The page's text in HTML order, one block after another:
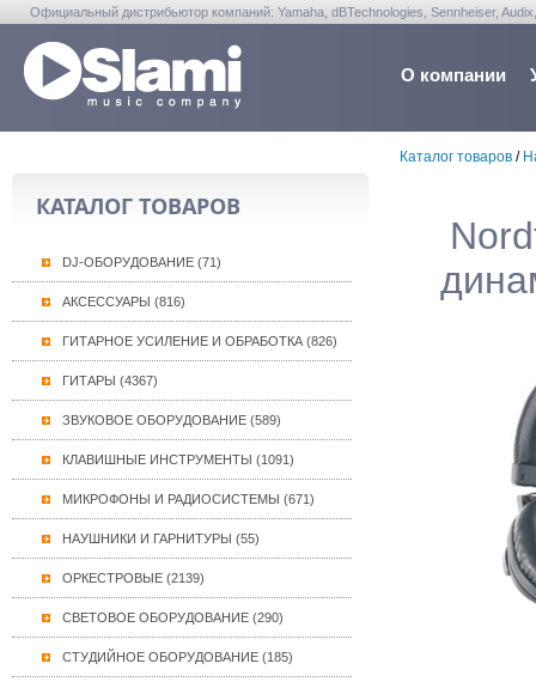
Официальный дистрибьютор компаний: Yamaha, dBTechnologies, Sennheiser,
О компании
КАТАЛОГ ТОВАРОВ
DJ-ОБОРУДОВАНИЕ (71)
АКСЕССУАРЫ (816)
ГИТАРНОЕ УСИЛЕНИЕ И ОБРАБОТКА (826)
ГИТАРЫ (4367)
ЗВУКОВОЕ ОБОРУДОВАНИЕ (589)
КЛАВИШНЫЕ ИНСТРУМЕНТЫ (1091)
МИКРОФОНЫ И РАДИОСИСТЕМЫ (671)
НАУШНИКИ И ГАРНИТУРЫ (55)
ОРКЕСТРОВЫЕ (2139)
СВЕТОВОЕ ОБОРУДОВАНИЕ (290)
СТУДИЙНОЕ ОБОРУДОВАНИЕ (185)
Каталог товаров/